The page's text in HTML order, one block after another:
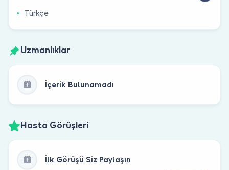
Türkçe
Uzmanlıklar
İçerik Bulunamadı
Hasta Görüşleri
İlk Görüşü Siz Paylaşın